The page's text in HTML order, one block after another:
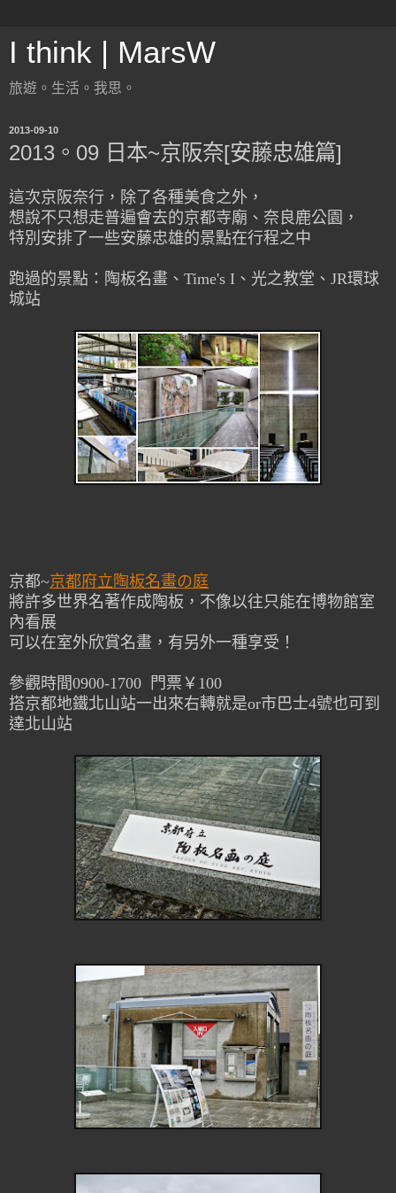
I think | MarsW
旅遊。生活。我思。
2013-09-10
2013。09 日本~京阪奈[安藤忠雄篇]
這次京阪奈行， 除了各種美食之外，
想說不只想走普遍會去的京都寺廟、奈良鹿公園，
特別安排了一些安藤忠雄的景點在行程之中
跑過的景點：陶板名畫、Time's I、光之教堂、JR環球
城站
京都~京都府立陶板名畫の庭
將許多世界名著作成陶板，不像以往只能在博物館室
內看展
可以在室外欣賞名畫，有另外一種享受！
參觀時間0900-1700 門票 ￥100
搭京都地鐵北山站一出來右轉就是or市巴士4號也可到
達北山站